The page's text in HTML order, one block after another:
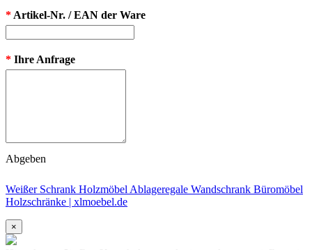
* Artikel-Nr. / EAN der Ware
* Ihre Anfrage
Abgeben
Weißer Schrank Holzmöbel Ablageregale Wandschrank Büromöbel
Holzschränke | xlmoebel.de
×